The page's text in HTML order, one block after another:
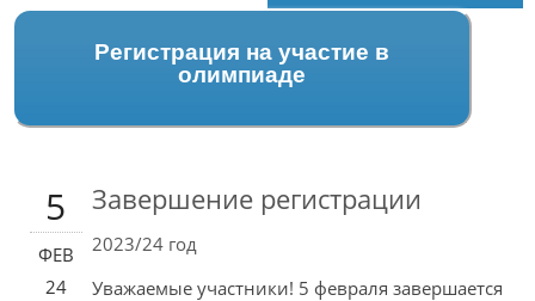
Регистрация на участие в
олимпиаде
5
ФЕВ
24
Завершение регистрации
2023/24 год
Уважаемые участники! 5 февраля завершается